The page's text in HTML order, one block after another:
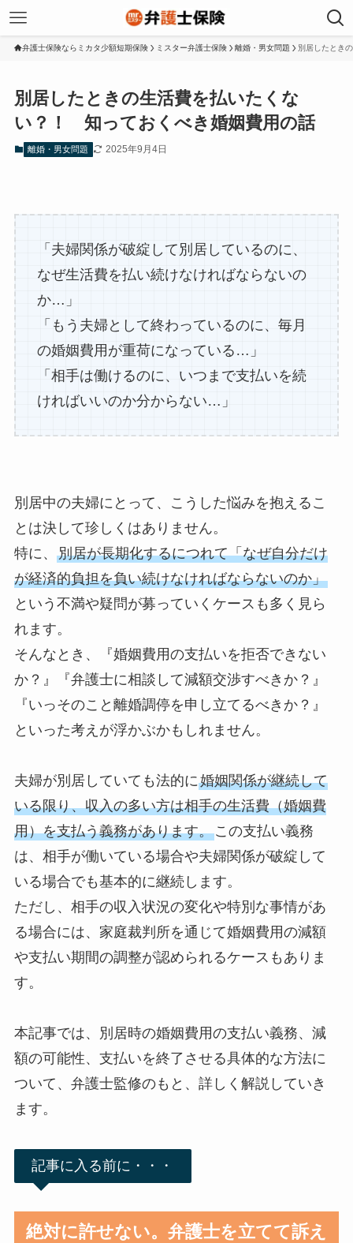
弁護士保険ならミカタ少額短期保険 ミスター弁護士保険 離婚・男女問題 別居したとき
別居したときの生活費を払いたくな
い？！ 知っておくべき婚姻費用の話
離婚・男女問題 2025年9月4日
「夫婦関係が破綻して別居しているのに、
なぜ生活費を払い続けなければならないの
か…」
「もう夫婦として終わっているのに、毎月
の婚姻費用が重荷になっている…」
「相手は働けるのに、いつまで支払いを続
ければいいのか分からない…」
別居中の夫婦にとって、こうした悩みを抱えるこ
とは決して珍しくはありません。
特に、 別居が長期化するにつれて「なぜ自分だけ
が経済的負担を負い続けなければならないのか」
という不満や疑問が募っていくケースも多く見ら
れます。
そんなとき、『婚姻費用の支払いを拒否できない
か？』『弁護士に相談して減額交渉すべきか？』
『いっそのこと離婚調停を申し立てるべきか？』
といった考えが浮かぶかもしれません。
夫婦が別居していても法的に婚姻関係が継続して
いる限り、収入の多い方は相手の生活費（婚姻費
用）を支払う義務があります。この支払い義務
は、相手が働いている場合や夫婦関係が破綻して
いる場合でも基本的に継続します。
ただし、相手の収入状況の変化や特別な事情があ
る場合には、家庭裁判所を通じて婚姻費用の減額
や支払い期間の調整が認められるケースもありま
す。
本記事では、別居時の婚姻費用の支払い義務、減
額の可能性、支払いを終了させる具体的な方法に
ついて、弁護士監修のもと、詳しく解説していき
ます。
記事に入る前に・・・
絶対に許せない。弁護士を立てて訴え